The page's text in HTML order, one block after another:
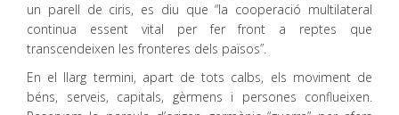
un parell de ciris, es diu que “la cooperació multilateral
continua essent vital per fer front a reptes que
transcendeixen les fronteres dels països”.
En el llarg termini, apart de tots calbs, els moviment de
béns, serveis, capitals, gèrmens i persones conflueixen.